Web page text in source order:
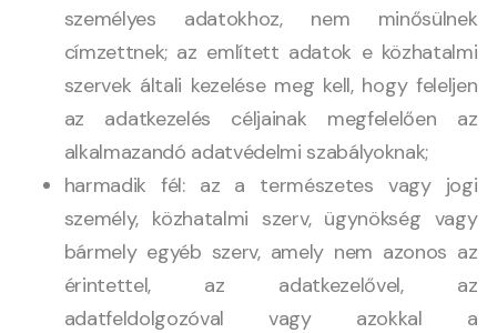
személyes adatokhoz, nem minősülnek
címzettnek; az említett adatok e közhatalmi
szervek általi kezelése meg kell, hogy feleljen
az adatkezelés céljainak megfelelően az
alkalmazandó adatvédelmi szabályoknak;
harmadik fél: az a természetes vagy jogi
személy, közhatalmi szerv, ügynökség vagy
bármely egyéb szerv, amely nem azonos az
érintettel, az adatkezelővel, az
adatfeldolgozóval vagy azokkal a